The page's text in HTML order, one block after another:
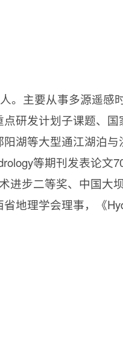
。主要从事多源遥感
研发计划子课题、
湖等大型通江湖泊
等期刊发表论文
进步二等奖、中国大
地理学会理事，《